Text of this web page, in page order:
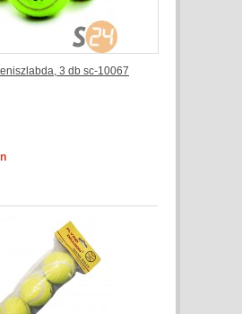
3 db sc-10067